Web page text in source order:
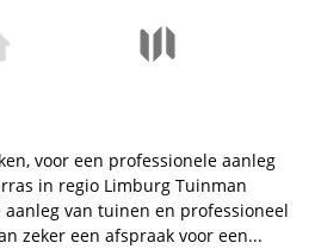
voor een professionele aanleg
in regio Limburg Tuinman
aanleg van tuinen en professioneel
zeker een afspraak voor een...